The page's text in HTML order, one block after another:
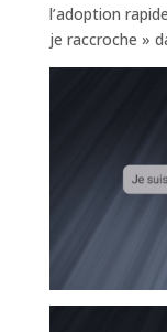
l’adoption
je raccroche »